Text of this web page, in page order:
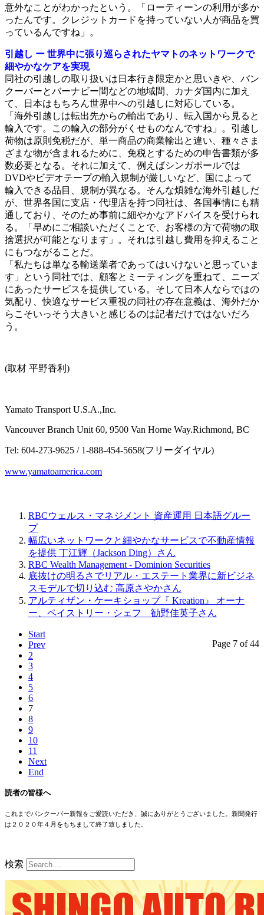
意外なことがわかったという。「ローティーンの利用が多か
ったんです。クレジットカードを持っていない人が商品を買
っているんですね」。
引越し ー 世界中に張り巡らされたヤマトのネットワークで
細やかなケアを実現
同社の引越しの取り扱いは日本行き限定かと思いきや、バン
クーバーとバーナビー間などの地域間、カナダ国内に加え
て、日本はもちろん世界中への引越しに対応している。
「海外引越しは転出先からの輸出であり、転入国から見ると
輸入です。この輸入の部分がくせものなんですね」。引越し
荷物は原則免税だが、単一商品の商業輸出と違い、種々さま
ざまな物が含まれるために、免税とするための申告書類が多
数必要となる。それに加えて、例えばシンガポールでは
DVDやビデオテープの輸入規制が厳しいなど、国によって
輸入できる品目、規制が異なる。そんな煩雑な海外引越しだ
が、世界各国に支店・代理店を持つ同社は、各国事情にも精
通しており、そのため事前に細やかなアドバイスを受けられ
る。「早めにご相談いただくことで、お客様の方で荷物の取
捨選択が可能となります」。それは引越し費用を抑えること
にもつながることだ。
「私たちは単なる輸送業者であってはいけないと思っていま
す」という同社では、顧客とミーティングを重ねて、ニーズ
にあったサービスを提供している。そして日本人ならではの
気配り、快適なサービス重視の同社の存在意義は、海外だか
らこそいっそう大きいと感じるのは記者だけではないだろ
う。
(取材 平野香利)
Yamato Transport U.S.A.,Inc.
Vancouver Branch Unit 60, 9500 Van Horne Way.Richmond, BC
Tel: 604-273-9625 / 1-888-454-5658(フリーダイヤル)
www.yamatoamerica.com
RBCウェルス・マネジメント 資産運用 日本語グルー
プ
幅広いネットワークと細やかなサービスで不動産情報
を提供 丁江輝（Jackson Ding）さん
RBC Wealth Management - Dominion Securities
底抜けの明るさでリアル・エステート業界に新ビジネ
スモデルで切り込む 高原さやかさん
アルティザン・ケーキショップ『 Kreation』 オーナ
ー、ペイストリー・シェフ 勧野佳英子さん
Page 7 of 44
Start
Prev
2
3
4
5
6
7
8
9
10
11
Next
End
読者の皆様へ
これまでバンクーバー新報をご愛読いただき、誠にありがとうございました。新聞発行
は２０２０年４月をもちまして終了致しました。
検索